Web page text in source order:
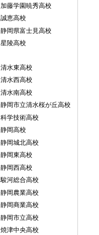
加藤学園暁秀高校
誠恵高校
静岡県富士見高校
星陵高校
清水東高校
清水西高校
清水南高校
静岡市立清水桜が丘高校
科学技術高校
静岡高校
静岡城北高校
静岡東高校
静岡西高校
駿河総合高校
静岡農業高校
静岡商業高校
静岡市立高校
焼津中央高校